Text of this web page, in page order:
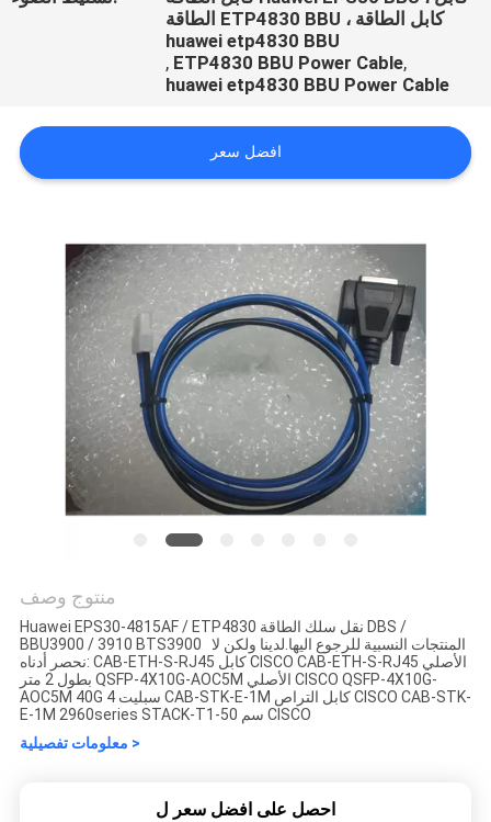
الطاقة ETP4830 BBU ، كابل الطاقة
huawei etp4830 BBU
, ETP4830 BBU Power Cable,
huawei etp4830 BBU Power Cable
افضل سعر
منتوج وصف
Huawei EPS30-4815AF / ETP4830 نقل سلك الطاقة DBS /
BBU3900 / 3910 BTS3900 المنتجات النسبية للرجوع اليها.لدينا ولكن لا
نحصر أدناه: CAB-ETH-S-RJ45 كابل CISCO CAB-ETH-S-RJ45 الأصلي
بطول 2 متر QSFP-4X10G-AOC5M الأصلي CISCO QSFP-4X10G-
AOC5M 40G سبليت 4 CAB-STK-E-1M كابل التراص CISCO CAB-STK-
E-1M 2960series STACK-T1-50 سم CISCO
معلومات تفصيلية >
احصل على افضل سعر ل